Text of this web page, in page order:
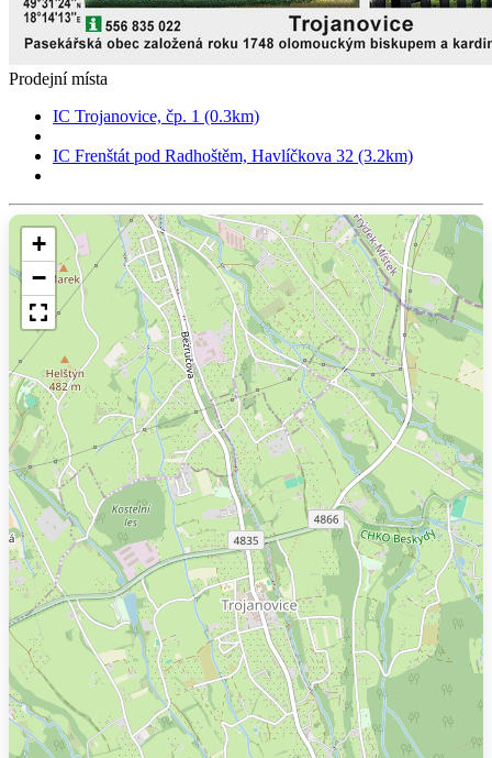
Prodejní místa
IC Trojanovice, čp. 1 (0.3km)
IC Frenštát pod Radhoštěm, Havlíčkova 32 (3.2km)
+
−